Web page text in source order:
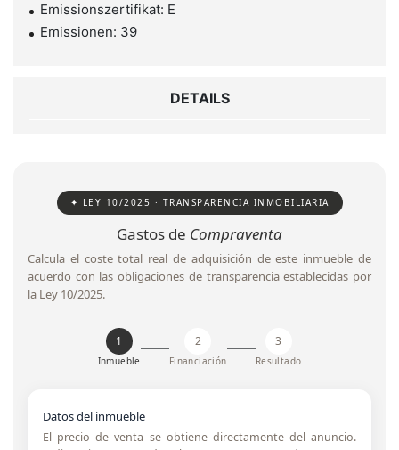
Emissionszertifikat: E
Emissionen: 39
DETAILS
✦ LEY 10/2025 · TRANSPARENCIA INMOBILIARIA
Gastos de Compraventa
Calcula el coste total real de adquisición de este inmueble de
acuerdo con las obligaciones de transparencia establecidas por
la Ley 10/2025.
1
Inmueble
2
Financiación
3
Resultado
Datos del inmueble
El precio de venta se obtiene directamente del anuncio.